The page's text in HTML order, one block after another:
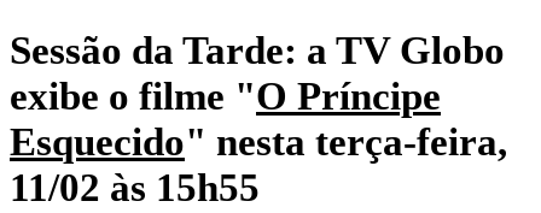
Sessão da Tarde: a TV Globo
exibe o filme "O Prí­ncipe
Esquecido" nesta terça-feira,
11/02 às 15h55